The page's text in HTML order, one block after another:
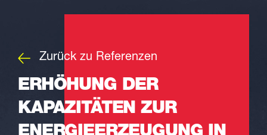
Zurück zu Referenzen
ERHÖHUNG DER
KAPAZITÄTEN ZUR